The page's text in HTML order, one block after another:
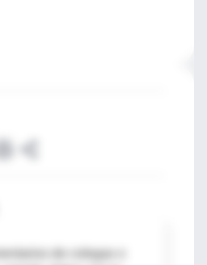
de colegas o